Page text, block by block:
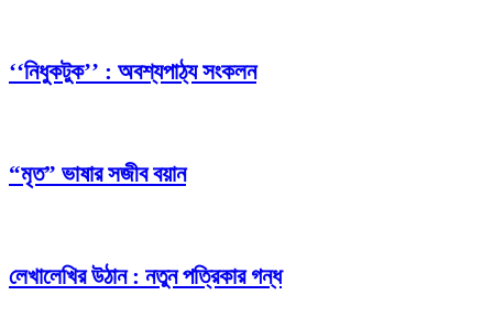
‘‘নিধুকটুক’’ : অবশ্যপাঠ্য সংকলন
“মৃত” ভাষার সজীব বয়ান
লেখালেখির উঠান : নতুন পত্রিকার গন্ধ